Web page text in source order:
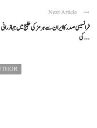
Next Article
فرانسیسی صدر کا ایران سے ہرمز کی خلیج میں جہاز رانی
کی ...